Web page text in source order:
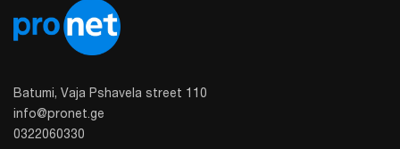
Batumi, Vaja Pshavela street 110
info@pronet.ge
0322060330